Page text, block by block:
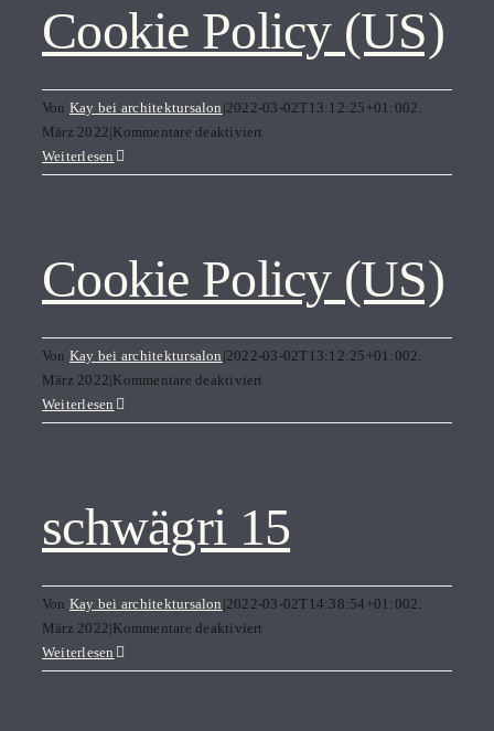
Cookie Policy (US)
Von Kay bei architektursalon |2022-03-02T13:12:25+01:002.
März 2022|Kommentare deaktiviert
Policy
Weiterlesen
Cookie Policy (US)
Von Kay bei architektursalon |2022-03-02T13:12:25+01:002.
März 2022|Kommentare deaktiviert
Policy
Weiterlesen
schwägri 15
Von Kay bei architektursalon |2022-03-02T14:38:54+01:002.
März 2022|Kommentare deaktiviert
15
Weiterlesen